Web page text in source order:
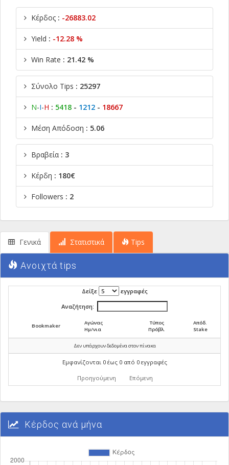
Κέρδος : -26883.02
Yield : -12.28 %
Win Rate : 21.42 %
Σύνολο Tips : 25297
Ν-Ι-Η : 5418 - 1212 - 18667
Μέση Απόδοση : 5.06
Βραβεία : 3
Κέρδη : 180€
Followers : 2
Γενικά Στατιστικά Tips
Ανοιχτά tips
Δείξε εγγραφές
Αναζήτηση:
Bookmaker
Αγώνας
Ημ/νια
Τύπος
Πρόβλ.
Απόδ.
Stake
Δεν υπάρχουν δεδομένα στον πίνακα
Εμφανίζονται 0 έως 0 από 0 εγγραφές
Προηγούμενη Επόμενη
Κέρδος ανά μήνα